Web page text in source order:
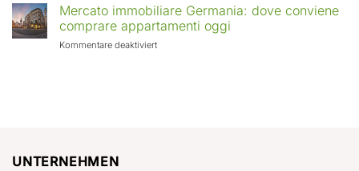
in
crescita
rendimenti
casa
a
Berlino
con
Mercato immobiliare Germania: dove conviene
comprare appartamenti oggi
Kommentare deaktiviertfür
UNTERNEHMEN